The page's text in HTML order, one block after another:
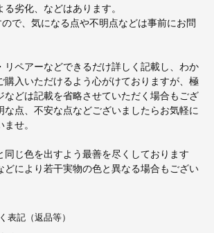
劣化、などはあります。
で、気になる点や不明点などは事前にお問
ペアーなどできるだけ詳しく記載し、わか
購入いただけるよう心がけておりますが、極
などは記載を省略させていただく場合もござ
な点、不安な点などございましたらお気軽に
せ。
じ色を出すよう最善を尽くしております
どにより若干実物の色と異なる場合もござい
表記（返品等）